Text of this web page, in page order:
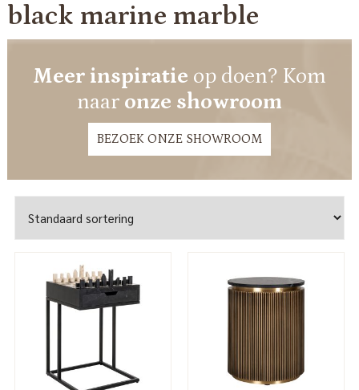
black marine marble
Meer inspiratie op doen? Kom
naar onze showroom
BEZOEK ONZE SHOWROOM